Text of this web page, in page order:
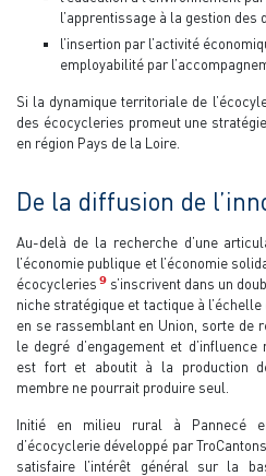
l’apprentissage à la gestion des
l’insertion par l’activité
employabilité par
Si la dynamique territoriale de
des écocycleries promeut une
en région Pays de la Loire.
De la diffusion de
Au-delà de la recherche d’une
l’économie publique et l’économie
écocycleries 9 s’inscrivent dans un
niche stratégique et tactique à
en se rassemblant en Union, sorte de
le degré d’engagement et
est fort et aboutit à la production
membre ne pourrait produire seul.
Initié en milieu rural à Pannecé
d’écocyclerie développé par
satisfaire l’intérêt général sur la